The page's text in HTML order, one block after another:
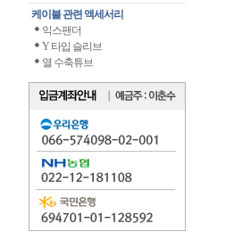
케이블 관련 액세서리
익스팬더
Y 타입 슬리브
열 수축튜브